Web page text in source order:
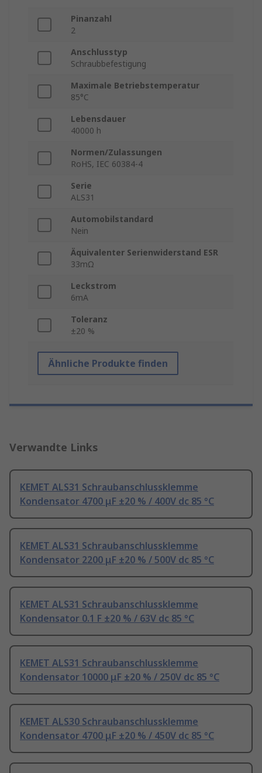
Pinanzahl
2
Anschlusstyp
Schraubbefestigung
Maximale Betriebstemperatur
85°C
Lebensdauer
40000 h
Normen/Zulassungen
RoHS, IEC 60384-4
Serie
ALS31
Automobilstandard
Nein
Äquivalenter Serienwiderstand ESR
33mΩ
Leckstrom
6mA
Toleranz
±20 %
Ähnliche Produkte finden
Verwandte Links
KEMET ALS31 Schraubanschlussklemme
Kondensator 4700 μF ±20 % / 400V dc 85 °C
KEMET ALS31 Schraubanschlussklemme
Kondensator 2200 μF ±20 % / 500V dc 85 °C
KEMET ALS31 Schraubanschlussklemme
Kondensator 0.1 F ±20 % / 63V dc 85 °C
KEMET ALS31 Schraubanschlussklemme
Kondensator 10000 μF ±20 % / 250V dc 85 °C
KEMET ALS30 Schraubanschlussklemme
Kondensator 4700 μF ±20 % / 450V dc 85 °C